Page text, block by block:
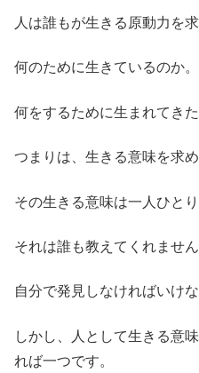
人は誰もが生きる原動力を
何のために生きているのか。
何をするために生まれてきた
つまりは、生きる意味を求め
その生きる意味は一人ひとり
それは誰も教えてくれません
自分で発見しなければいけな
しかし、人として生きる意
れば一つです。